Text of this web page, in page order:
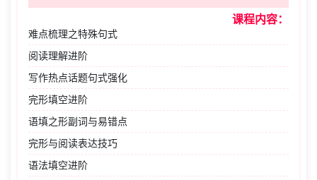
课程内容：
难点梳理之特殊句式
阅读理解进阶
写作热点话题句式强化
完形填空进阶
语填之形副词与易错点
完形与阅读表达技巧
语法填空进阶